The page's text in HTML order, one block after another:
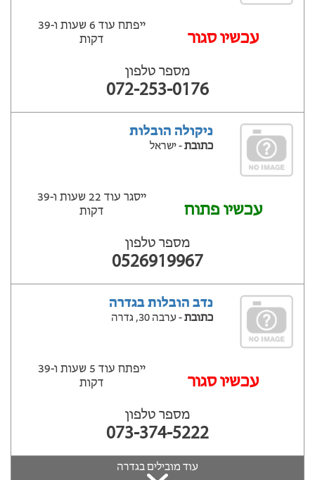
‫עכשיו סגור
ייפתח עוד 6 שעות ‫ו-39
דקות
מספר טלפון
072-253-0176
ניקולה הובלות
כתובת- ישראל
עכשיו פתוח
ייסגר עוד 22 שעות ‫ו-39
דקות
מספר טלפון
0526919967
נדב הובלות בגדרה
כתובת- ערבה 30, גדרה
‫עכשיו סגור
ייפתח עוד 5 שעות ‫ו-39
דקות
מספר טלפון
073-374-5222
עוד מובילים בגדרה